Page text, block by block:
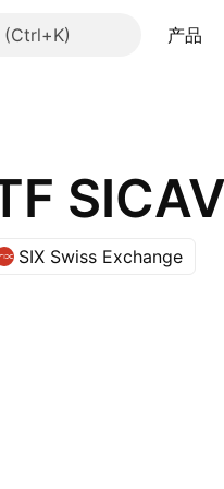
产品
SIX Swiss Exchange